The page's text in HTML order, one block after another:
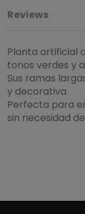
Reviews
Planta artificial
tonos verdes y
Sus ramas
y decorativa.
Perfecta para
sin necesidad